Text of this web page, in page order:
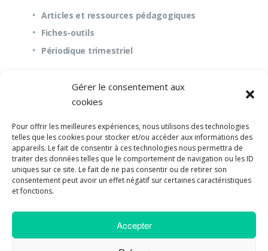
Gérer le consentement aux
cookies
Pour offrir les meilleures expériences, nous utilisons des technologies
telles que les cookies pour stocker et/ou accéder aux informations des
appareils. Le fait de consentir à ces technologies nous permettra de
traiter des données telles que le comportement de navigation ou les ID
uniques sur ce site. Le fait de ne pas consentir ou de retirer son
consentement peut avoir un effet négatif sur certaines caractéristiques
et fonctions.
Accepter
Articles et ressources pédagogiques
Fiches-outils
Périodique trimestriel
QUESTIONS FRÉQUENTES
Questions fréquentes (FAQ)
Mission et pédagogie
Web par UPSOURCE